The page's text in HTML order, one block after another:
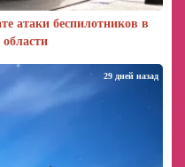
атаки беспилотников в
29 дней назад